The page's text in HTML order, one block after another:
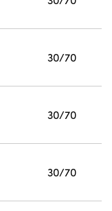
30/70
30/70
30/70